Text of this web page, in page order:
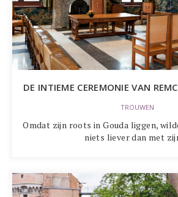
DE INTIEME CEREMONIE VAN
TROUWEN
Omdat zijn roots in Gouda liggen,
niets liever dan met